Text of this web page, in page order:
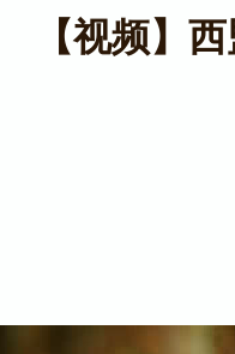
【视频】